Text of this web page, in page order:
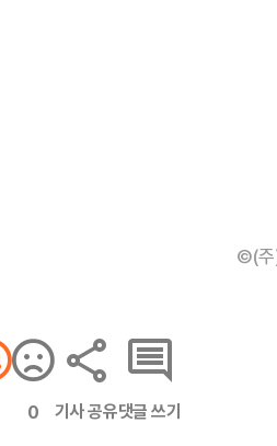
©(주
0 기사 공유댓글 쓰기